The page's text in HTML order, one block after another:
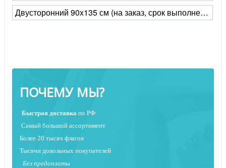
Двусторонний 90x135 см (на заказ, срок выполнения 5 рабочих дней)
ПОЧЕМУ МЫ?
Быстрая доставка по РФ
Самый большой ассортимент
Более 20 тысяч флагов
Тысячи довольных покупателей
Без предоплаты